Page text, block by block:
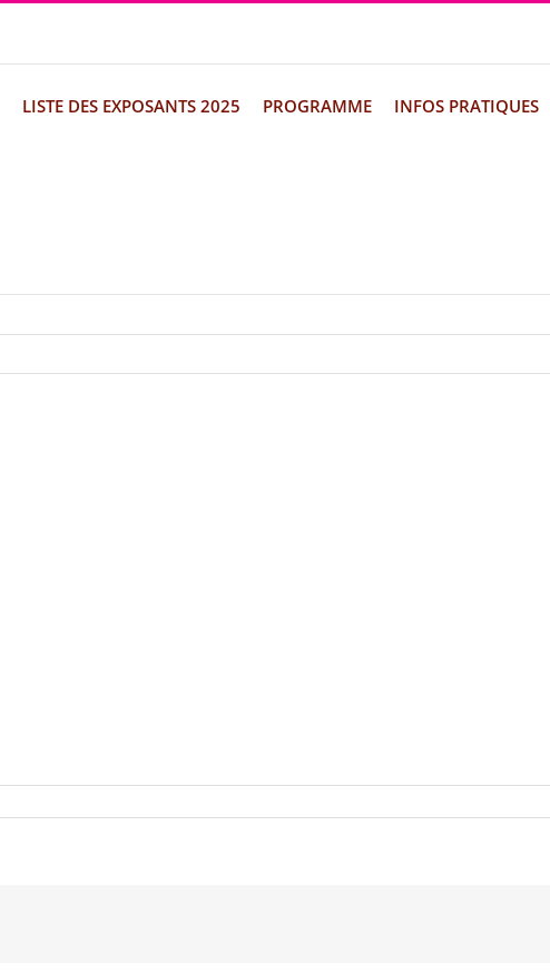
LISTE DES EXPOSANTS 2025 PROGRAMME INFOS PRATIQUES